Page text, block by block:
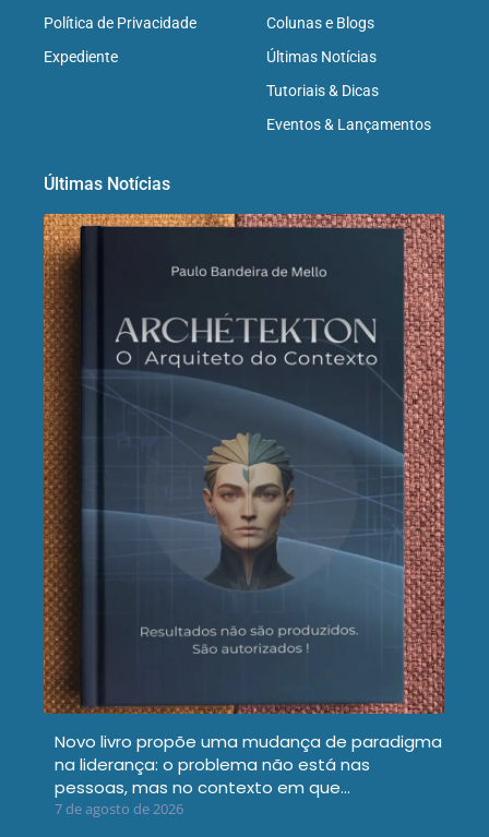
Política de Privacidade
Expediente
Colunas e Blogs
Últimas Notícias
Tutoriais & Dicas
Eventos & Lançamentos
Últimas Notícias
Novo livro propõe uma mudança de paradigma
na liderança: o problema não está nas
pessoas, mas no contexto em que…
7 de agosto de 2026